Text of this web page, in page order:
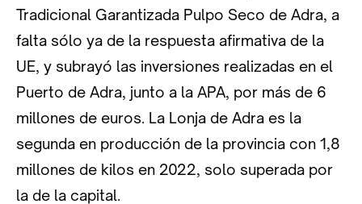
Tradicional Garantizada Pulpo Seco de Adra, a
falta sólo ya de la respuesta afirmativa de la
UE, y subrayó las inversiones realizadas en el
Puerto de Adra, junto a la APA, por más de 6
millones de euros. La Lonja de Adra es la
segunda en producción de la provincia con 1,8
millones de kilos en 2022, solo superada por
la de la capital.